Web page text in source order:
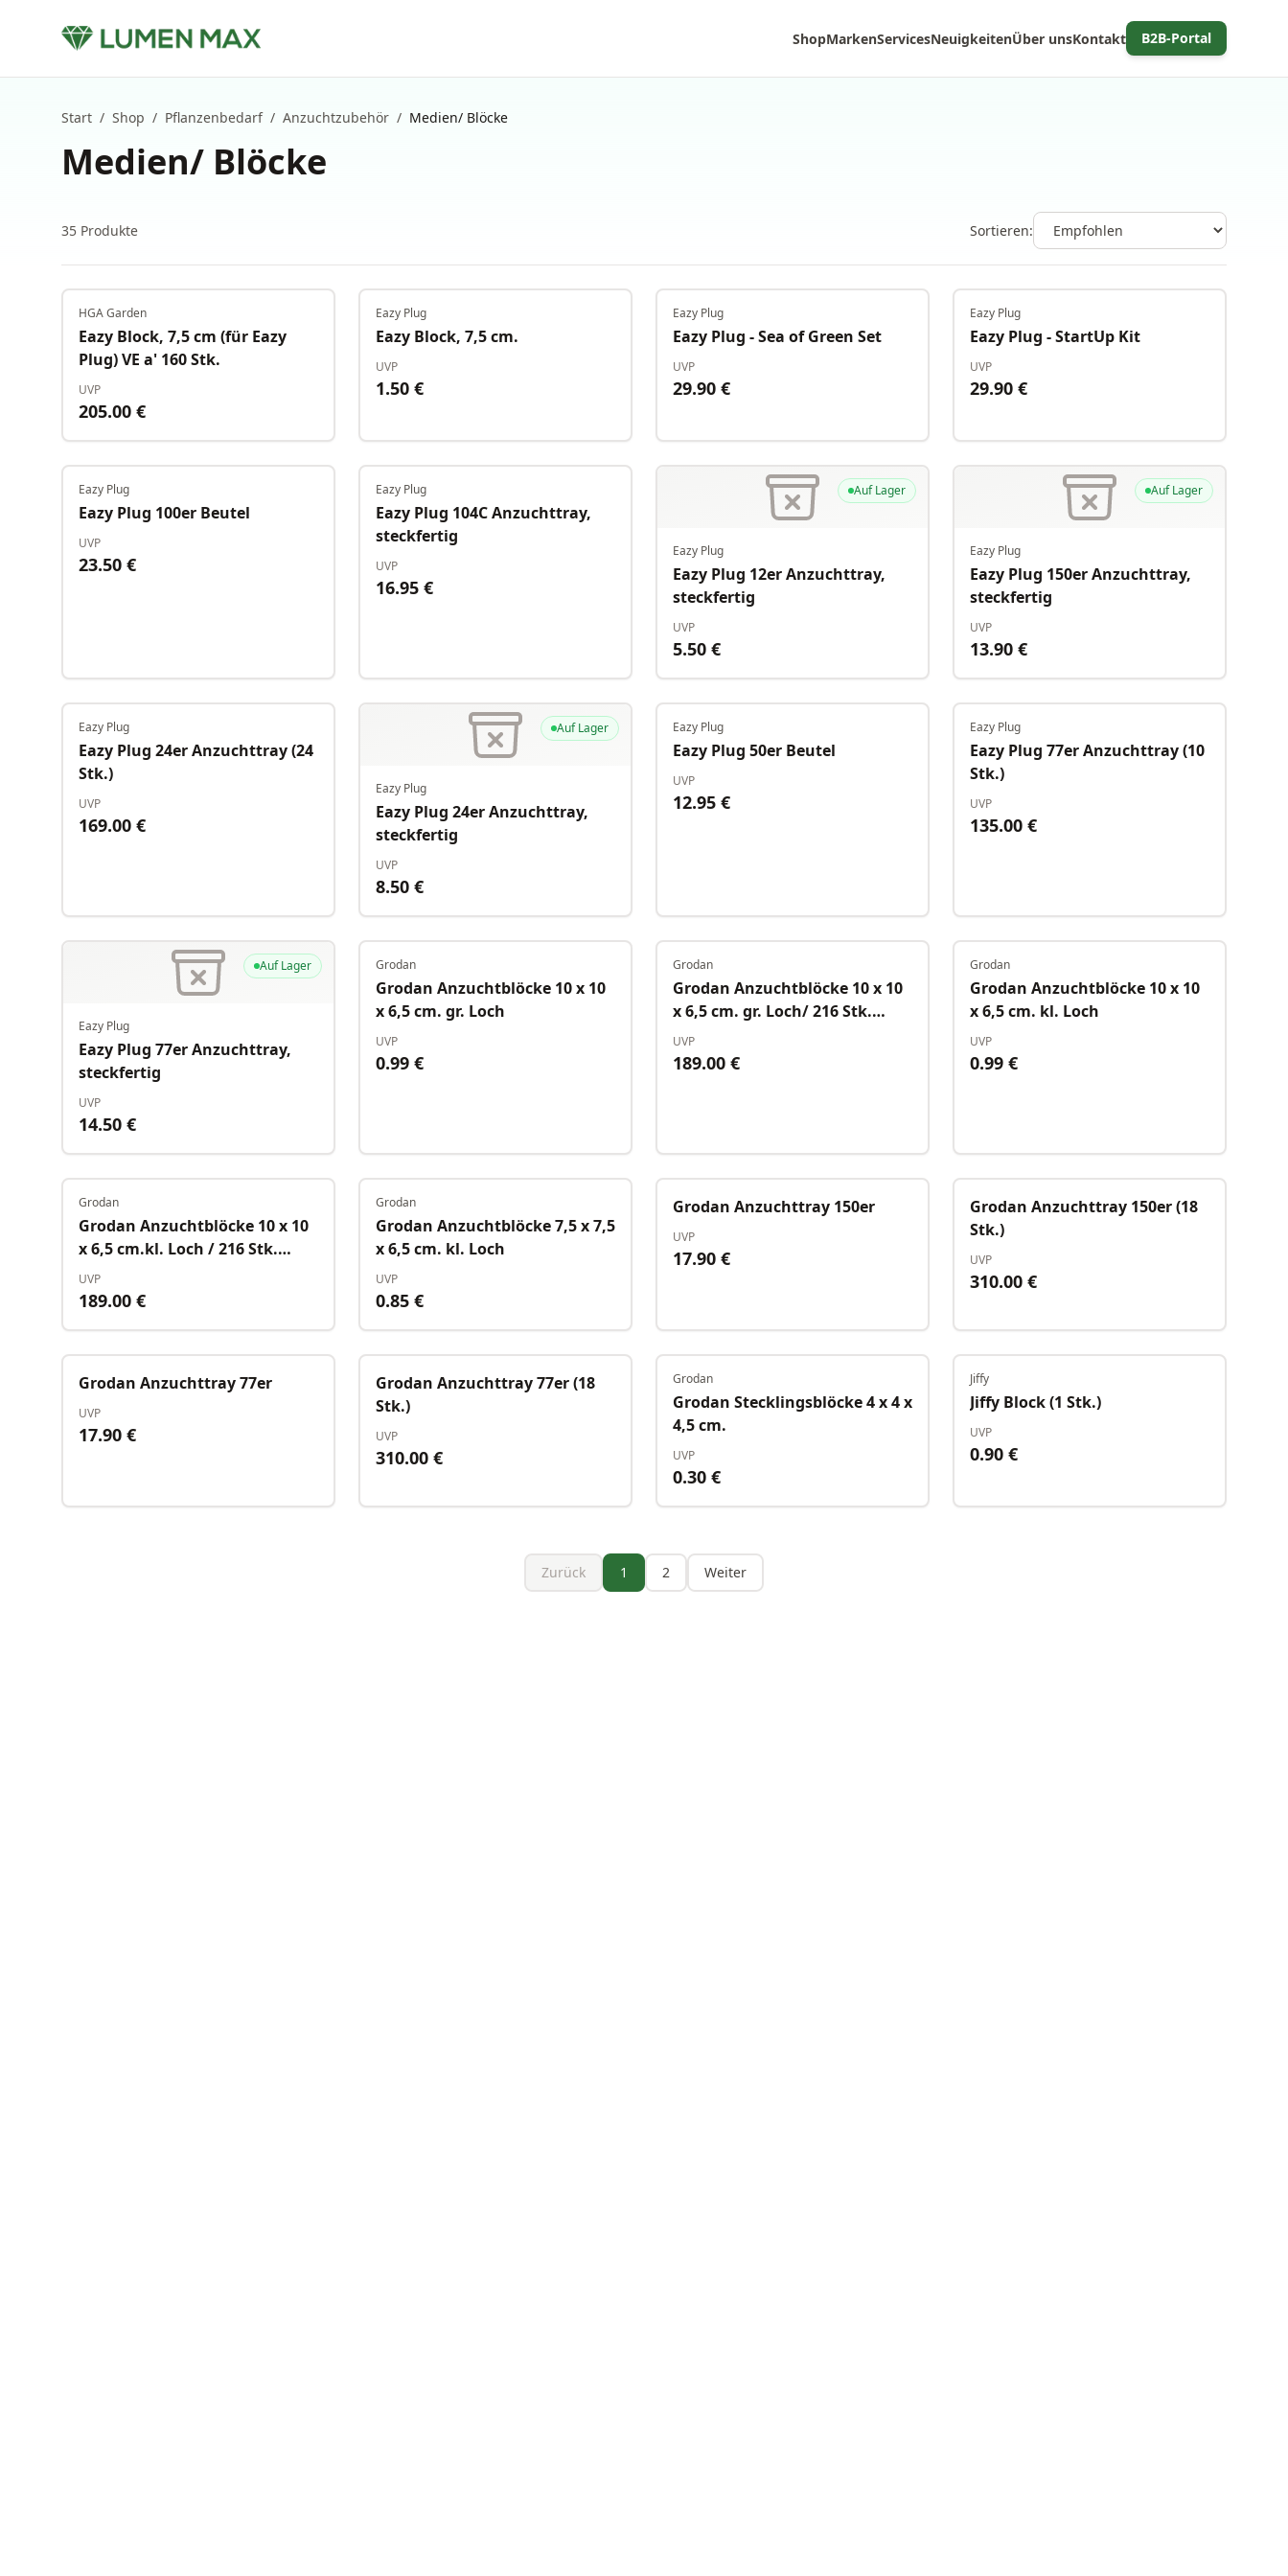
ShopMarkenServicesNeuigkeitenÜber unsKontakt B2B-Portal
Start / Shop / Pflanzenbedarf / Anzuchtzubehör / Medien/ Blöcke
Medien/ Blöcke
35 Produkte Sortieren:
HGA Garden
Eazy Block, 7,5 cm (für Eazy
Plug) VE a' 160 Stk.
UVP
205.00 €
Eazy Plug
Eazy Block, 7,5 cm.
UVP
1.50 €
Eazy Plug
Eazy Plug - Sea of Green Set
UVP
29.90 €
Eazy Plug
Eazy Plug - StartUp Kit
UVP
29.90 €
Eazy Plug
Eazy Plug 100er Beutel
UVP
23.50 €
Eazy Plug
Eazy Plug 104C Anzuchttray,
steckfertig
UVP
16.95 €
Auf Lager
Eazy Plug
Eazy Plug 12er Anzuchttray,
steckfertig
UVP
5.50 €
Auf Lager
Eazy Plug
Eazy Plug 150er Anzuchttray,
steckfertig
UVP
13.90 €
Eazy Plug
Eazy Plug 24er Anzuchttray (24
Stk.)
UVP
169.00 €
Auf Lager
Eazy Plug
Eazy Plug 24er Anzuchttray,
steckfertig
UVP
8.50 €
Eazy Plug
Eazy Plug 50er Beutel
UVP
12.95 €
Eazy Plug
Eazy Plug 77er Anzuchttray (10
Stk.)
UVP
135.00 €
Auf Lager
Eazy Plug
Eazy Plug 77er Anzuchttray,
steckfertig
UVP
14.50 €
Grodan
Grodan Anzuchtblöcke 10 x 10
x 6,5 cm. gr. Loch
UVP
0.99 €
Grodan
Grodan Anzuchtblöcke 10 x 10
x 6,5 cm. gr. Loch/ 216 Stk.
Karton
UVP
189.00 €
Grodan
Grodan Anzuchtblöcke 10 x 10
x 6,5 cm. kl. Loch
UVP
0.99 €
Grodan
Grodan Anzuchtblöcke 10 x 10
x 6,5 cm.kl. Loch / 216 Stk.
Karton
UVP
189.00 €
Grodan
Grodan Anzuchtblöcke 7,5 x 7,5
x 6,5 cm. kl. Loch
UVP
0.85 €
Auf Lager
Grodan Anzuchttray 150er
UVP
17.90 €
Auf Lager
Grodan Anzuchttray 150er (18
Stk.)
UVP
310.00 €
Auf Lager
Grodan Anzuchttray 77er
UVP
17.90 €
Auf Lager
Grodan Anzuchttray 77er (18
Stk.)
UVP
310.00 €
Grodan
Grodan Stecklingsblöcke 4 x 4 x
4,5 cm.
UVP
0.30 €
Jiffy
Jiffy Block (1 Stk.)
UVP
0.90 €
Zurück 1 2 Weiter